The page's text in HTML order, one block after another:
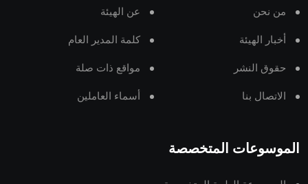
من نحن عن الهيئة
أخبار الهيئة كلمة المدير العام
حقوق النشر مواقع ذات صلة
الاتصال بنا أسماء العاملين
الموسوعات المتخصصة